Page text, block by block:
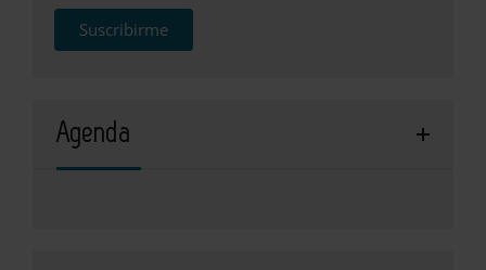
Suscribirme
Agenda